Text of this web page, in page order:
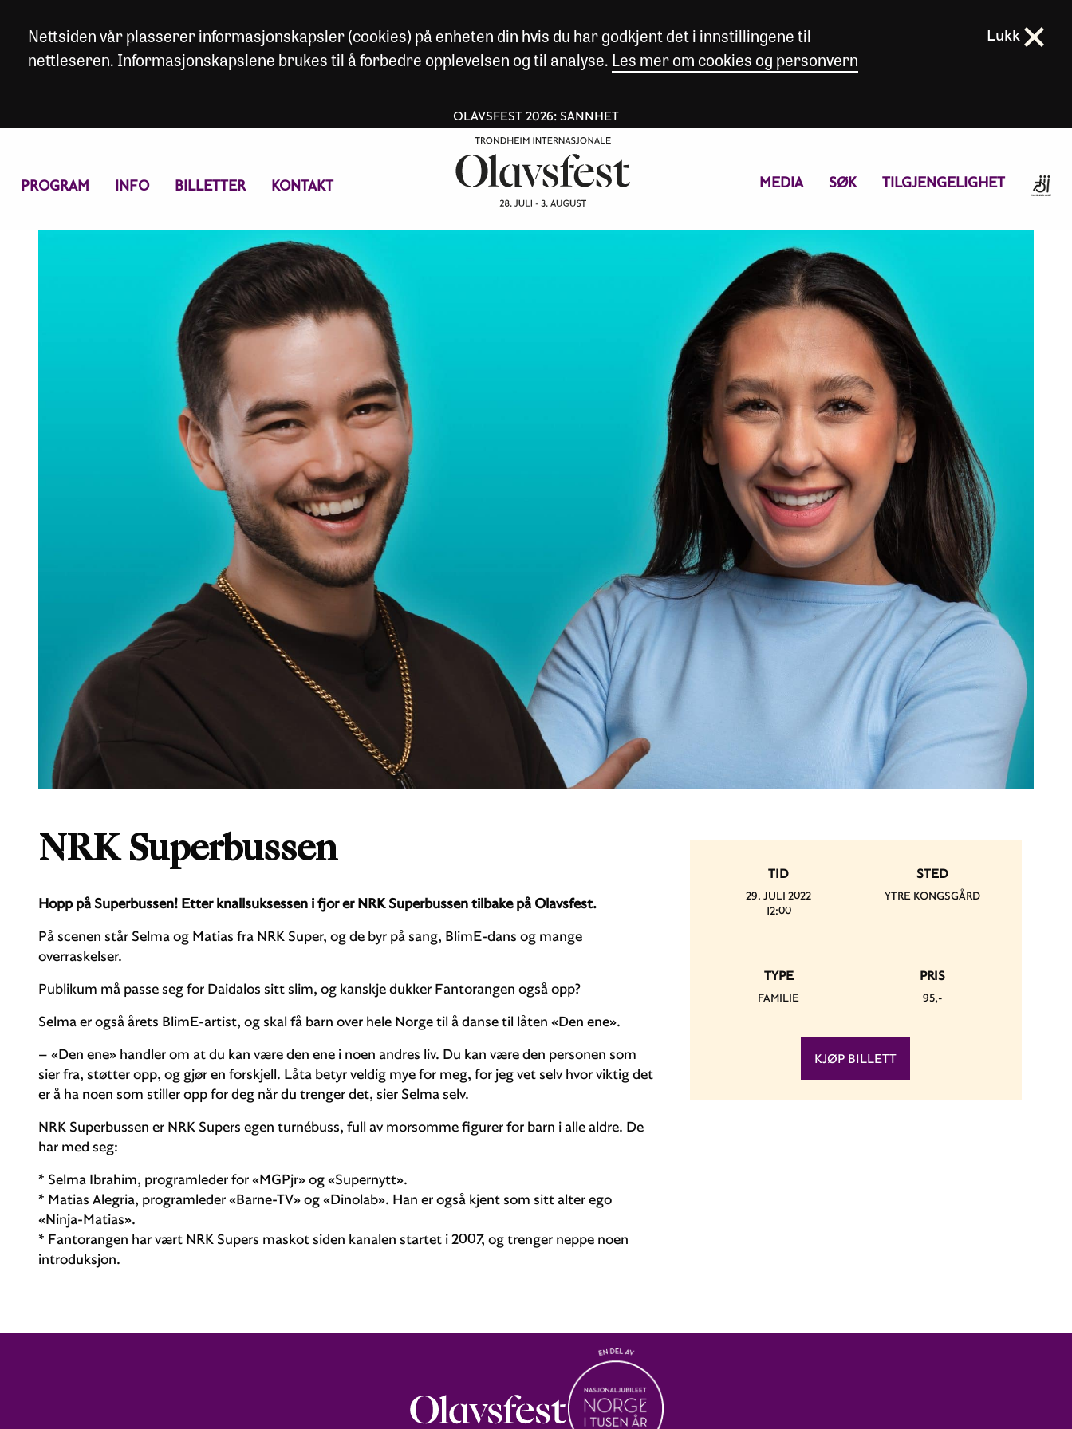
Nettsiden vår plasserer informasjonskapsler (cookies) på enheten din hvis du har godkjent det i innstillingene til
nettleseren. Informasjonskapslene brukes til å forbedre opplevelsen og til analyse. Les mer om cookies og personvern
Lukk
OLAVSFEST 2026: SANNHET
PROGRAM INFO BILLETTER KONTAKT MEDIA SØK TILGJENGELIGHET
NRK Superbussen
Hopp på Superbussen! Etter knallsuksessen i fjor er NRK Superbussen tilbake på Olavsfest.
På scenen står Selma og Matias fra NRK Super, og de byr på sang, BlimE-dans og mange
overraskelser.
Publikum må passe seg for Daidalos sitt slim, og kanskje dukker Fantorangen også opp?
Selma er også årets BlimE-artist, og skal få barn over hele Norge til å danse til låten «Den ene».
– «Den ene» handler om at du kan være den ene i noen andres liv. Du kan være den personen som
sier fra, støtter opp, og gjør en forskjell. Låta betyr veldig mye for meg, for jeg vet selv hvor viktig det
er å ha noen som stiller opp for deg når du trenger det, sier Selma selv.
NRK Superbussen er NRK Supers egen turnébuss, full av morsomme figurer for barn i alle aldre. De
har med seg:
* Selma Ibrahim, programleder for «MGPjr» og «Supernytt».
* Matias Alegria, programleder «Barne-TV» og «Dinolab». Han er også kjent som sitt alter ego
«Ninja-Matias».
* Fantorangen har vært NRK Supers maskot siden kanalen startet i 2007, og trenger neppe noen
introduksjon.
TID
29. JULI 2022
12:00
STED
YTRE KONGSGÅRD
TYPE
FAMILIE
PRIS
95,-
KJØP BILLETT